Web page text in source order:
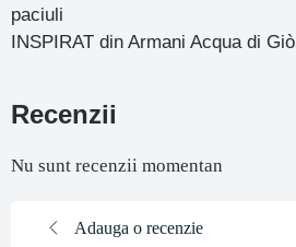
paciuli
INSPIRAT din Armani Acqua di Giò
Recenzii
Nu sunt recenzii momentan
Adauga o recenzie